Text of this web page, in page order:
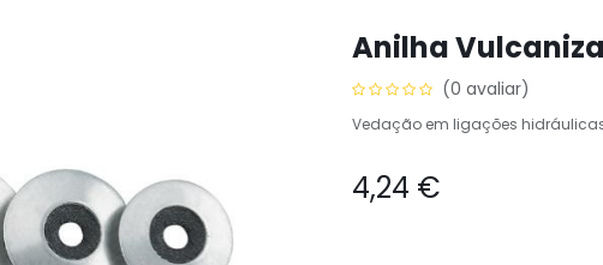
Anilha
(0 avaliar)
Vedação em ligações
4,24 €